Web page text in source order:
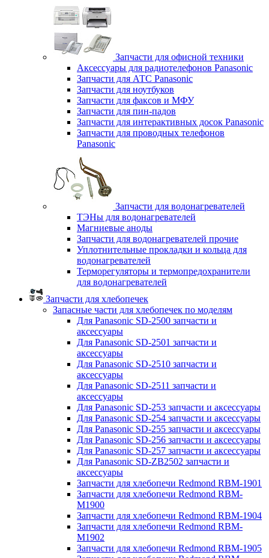
Запчасти для офисной техники
Аксессуары для радиотелефонов Panasonic
Запчасти для АТС Panasonic
Запчасти для ноутбуков
Запчасти для факсов и МФУ
Запчасти для пин-падов
Запчасти для интерактивных досок Panasonic
Запчасти для проводных телефонов
Panasonic
Запчасти для водонагревателей
ТЭНы для водонагревателей
Магниевые аноды
Запчасти для водонагревателей прочие
Уплотнительные прокладки и кольца для
водонагревателей
Терморегуляторы и термопредохранители
для водонагревателей
Запчасти для хлебопечек
Запасные части для хлебопечек по моделям
Для Panasonic SD-2500 запчасти и
аксессуары
Для Panasonic SD-2501 запчасти и
аксессуары
Для Panasonic SD-2510 запчасти и
аксессуары
Для Panasonic SD-2511 запчасти и
аксессуары
Для Panasonic SD-253 запчасти и аксессуары
Для Panasonic SD-254 запчасти и аксессуары
Для Panasonic SD-255 запчасти и аксессуары
Для Panasonic SD-256 запчасти и аксессуары
Для Panasonic SD-257 запчасти и аксессуары
Для Panasonic SD-ZB2502 запчасти и
аксессуары
Запчасти для хлебопечи Redmond RBM-1901
Запчасти для хлебопечи Redmond RBM-
M1900
Запчасти для хлебопечи Redmond RBM-1904
Запчасти для хлебопечи Redmond RBM-
M1902
Запчасти для хлебопечи Redmond RBM-1905